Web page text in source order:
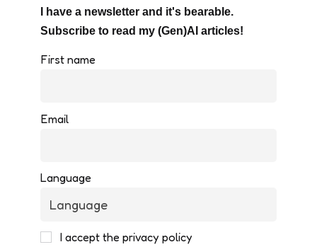
I have a newsletter and it's bearable.
Subscribe to read my (Gen)AI articles!
First name
Email
Language
I accept the privacy policy